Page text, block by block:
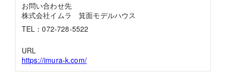
お問い合わせ先
株式会社イムラ 箕面モデルハウス
TEL：072-728-5522
URL
https://imura-k.com/